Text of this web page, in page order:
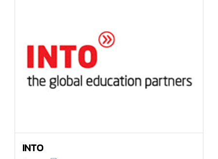
INTO